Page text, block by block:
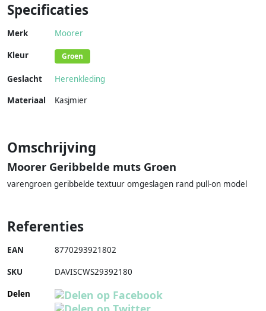
Specificaties
Merk Moorer
Kleur Groen
Geslacht
Herenkleding
Materiaal
Kasjmier
Omschrijving
Moorer Geribbelde muts Groen
varengroen geribbelde textuur omgeslagen rand pull-on model
Referenties
EAN 8770293921802
SKU DAVISCWS29392180
Delen